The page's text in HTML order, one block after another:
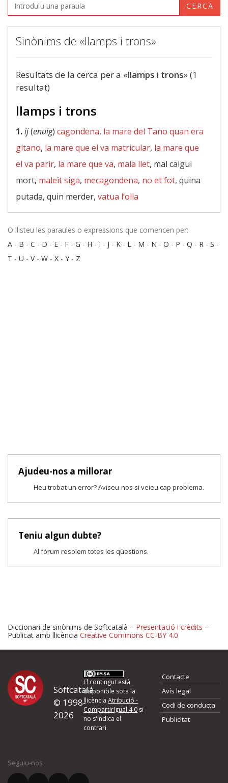
CERCA
Sinònims de «llamps i trons»
Resultats de la cerca per a «llamps i trons» (1
resultat)
llamps i trons
1.ij(enuig) cagondena, la mare del Tano quan era
gitano, la mare que el va matricular, la mare que
el va parir, la mare que va, mala llet, mal caigui
mort, maleït siga, mecagondena, no et fot, quina
putada, quin merder, vatua l’olla
O llisteu les paraules o expressions que comencen per:
A - B - C - D - E - F - G - H - I - J - K - L - M - N - O - P - Q - R - S -
T - U - V- W - X - Y - Z
Ajudeu-nos a millorar
Heu trobat un error? Aviseu-nos si veieu cap problema.
Teniu algun dubte?
Al fòrum resolem totes les qüestions.
Proposeu-nos millores o
d'errors
Si heu trobat un error o voleu proposar alguna millora, ompliu els
quina és la millora que proposeu o l'error del qual voleu informar-
Diccionari de sinònims de Softcatalà – Presentació i crèdits –
Publicat amb llicència Creative Commons CC-BY 4.0
Softcatalà
© 1998-
2026
El contingut està
disponible sota la
llicènciaAtribució -
CompartirIgual 4.0 si
no s'indica el
contrari.
Contacte
Avís legal
Codi de conducta
Publicitat
Seguiu-nos